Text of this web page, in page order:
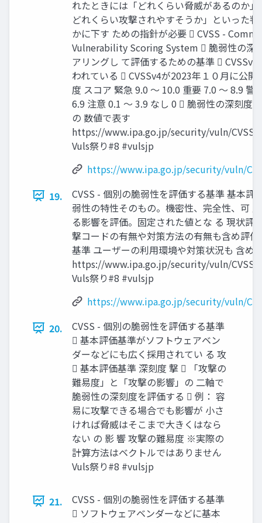
れたときには「どれくらい脅威があるのか
どれくらい攻撃されやすそうか」といった
かに下す ための指針が必要  CVSS -
Vulnerability Scoring System  脆弱性の深
アリングし て評価するための基準  CVSSv3
われている  CVSSv4が2023年１０月に公開
度 スコア 緊急 9.0 〜 10.0 重要 7.0 〜 8.9 警
6.9 注意 0.1 〜 3.9 なし 0  脆弱性の深刻度
の 数値で表す
https://www.ipa.go.jp/security/vuln/
Vuls祭り#8 #vulsjp
https://www.ipa.go.jp/security/vuln/
19.
CVSS - 個別の脆弱性を評価する基準 基本評
弱性の特性そのもの。機密性、完全性、可
る影響を評価。固定された値とな る 現状評
撃コードの有無や対策方法の有無も含め評
基準 ユーザーの利用環境や対策状況も 含め
https://www.ipa.go.jp/security/vuln/
Vuls祭り#8 #vulsjp
https://www.ipa.go.jp/security/vuln/
20.
CVSS - 個別の脆弱性を評価する基準
 基本評価基準がソフトウェアベン
ダーなどにも広く採用されてい る 攻
 基本評価基準 深刻度 撃  「攻撃の
難易度」と「攻撃の影響」の 二軸で
脆弱性の深刻度を評価する  例： 容
易に攻撃できる場合でも影響が 小さ
ければ脅威はそこまで大きくはなら
ない の 影 響 攻撃の難易度 ※実際の
計算方法はベクトルではありません
Vuls祭り#8 #vulsjp
21.
CVSS - 個別の脆弱性を評価する基準
 ソフトウェアベンダーなどに基本